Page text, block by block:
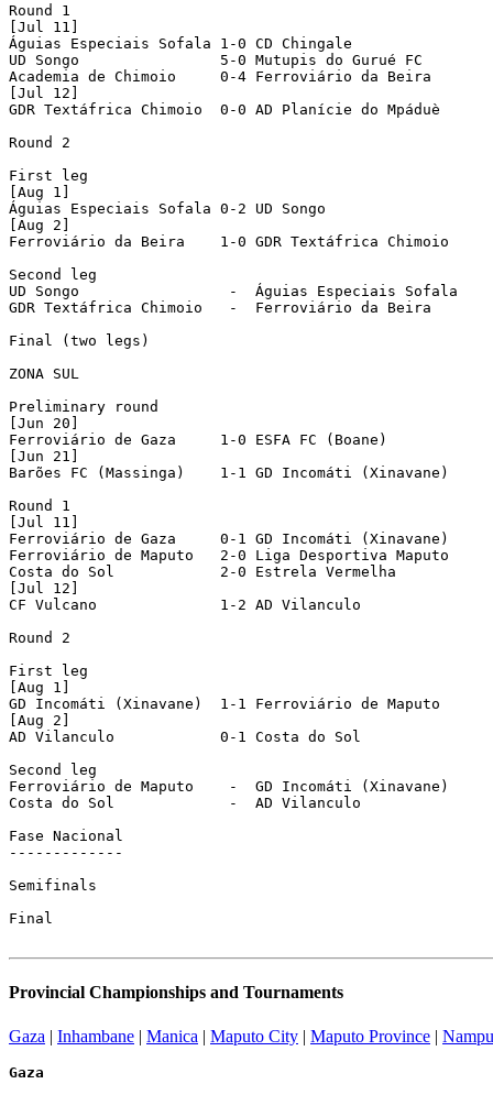
Round 1
[Jul 11]
Águias Especiais Sofala	1-0 CD Chingale
UD Songo		5-0 Mutupis do Gurué FC
Academia de Chimoio	0-4 Ferroviário da Beira
[Jul 12]
GDR Textáfrica Chimoio	0-0 AD Planície do Mpáduè	 [1-1 aet; 4-2 pen]
Round 2
First leg
[Aug 1]
Águias Especiais Sofala	0-2 UD Songo
[Aug 2]
Ferroviário da Beira	1-0 GDR Textáfrica Chimoio
Second leg
UD Songo		 -  Águias Especiais Sofala
GDR Textáfrica Chimoio	 -  Ferroviário da Beira
Final (two legs)
ZONA SUL
Preliminary round
[Jun 20]
Ferroviário de Gaza	1-0 ESFA FC (Boane)
[Jun 21]
Barões FC (Massinga)	1-1 GD Incomáti (Xinavane)	 [1-2 aet]
Round 1
[Jul 11]
Ferroviário de Gaza	0-1 GD Incomáti (Xinavane)
Ferroviário de Maputo	2-0 Liga Desportiva Maputo
Costa do Sol		2-0 Estrela Vermelha
[Jul 12]
CF Vulcano		1-2 AD Vilanculo
Round 2
First leg
[Aug 1]
GD Incomáti (Xinavane)  1-1 Ferroviário de Maputo
[Aug 2]
AD Vilanculo		0-1 Costa do Sol		[at Maxixe]
Second leg
Ferroviário de Maputo	 -  GD Incomáti (Xinavane)
Costa do Sol		 -  AD Vilanculo
Fase Nacional
-------------
Semifinals
Final
Provincial Championships and Tournaments
Gaza | Inhambane | Manica | Maputo City | Maputo Province |
Gaza